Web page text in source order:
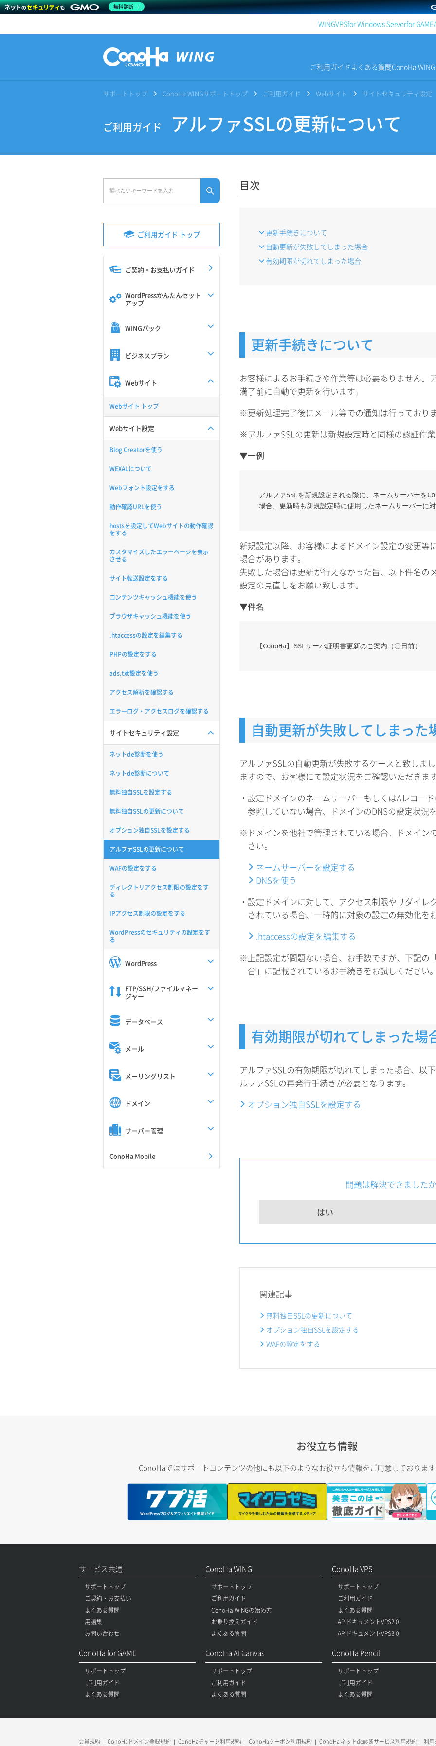
WINGVPSfor Windows Serverfor GAME
ご利用ガイド よくある質問ConoHa
サポートトップ ConoHa WINGサポートトップ ご利用ガイド Webサイト サイトセキュリティ設定
ご利用ガイド アルファSSLの更新について
ご利用ガイド トップ
ご契約・お支払いガイド
WordPressかんたんセット
アップ
WINGパック
ビジネスプラン
Webサイト
Webサイト トップ
Webサイト設定
Blog Creatorを使う
WEXALについて
Webフォント設定をする
動作確認URLを使う
hostsを設定してWebサイトの動作確認
をする
カスタマイズしたエラーページを表示
させる
サイト転送設定をする
コンテンツキャッシュ機能を使う
ブラウザキャッシュ機能を使う
.htaccessの設定を編集する
PHPの設定をする
ads.txt設定を使う
アクセス解析を確認する
エラーログ・アクセスログを確認する
サイトセキュリティ設定
ネットde診断を使う
ネットde診断について
無料独自SSLを設定する
無料独自SSLの更新について
オプション独自SSLを設定する
アルファSSLの更新について
WAFの設定をする
ディレクトリアクセス制限の設定をす
る
IPアクセス制限の設定をする
WordPressのセキュリティの設定をす
る
WordPress
FTP/SSH/ファイルマネー
ジャー
データベース
メール
メーリングリスト
ドメイン
サーバー管理
ConoHa Mobile
目次
更新手続きについて
自動更新が失敗してしまった場合
有効期限が切れてしまった場合
更新手続きについて
お客様によるお手続きや作業等は必要ありません。
満了前に自動で更新を行います。
※更新処理完了後にメール等での通知は行っておりま
※アルファSSLの更新は新規設定時と同様の認証作業
▼一例
アルファSSLを新規設定される際に、ネームサーバーを
場合、更新時も新規設定時に使用したネームサーバーに対
新規設定以降、お客様によるドメイン設定の変更等
場合があります。
失敗した場合は更新が行えなかった旨、以下件名の
設定の見直しをお願い致します。
▼件名
[ConoHa] SSLサーバ証明書更新のご案内（〇日前）
自動更新が失敗してしまった
アルファSSLの自動更新が失敗するケースと致しま
ますので、お客様にて設定状況をご確認いただきま
・設定ドメインのネームサーバーもしくはAレコー
参照していない場合、ドメインのDNSの設定状況
※ドメインを他社で管理されている場合、ドメイン
さい。
ネームサーバーを設定する
DNSを使う
・設定ドメインに対して、アクセス制限やリダイレ
されている場合、一時的に対象の設定の無効化を
.htaccessの設定を編集する
※上記設定が問題ない場合、お手数ですが、下記の
合」に記載されているお手続きをお試しください。
有効期限が切れてしまった場
アルファSSLの有効期限が切れてしまった場合、以
ルファSSLの再発行手続きが必要となります。
オプション独自SSLを設定する
問題は解決できました
はい
関連記事
無料独自SSLの更新について
オプション独自SSLを設定する
WAFの設定をする
お役立ち情報
ConoHaではサポートコンテンツの他にも以下のようなお役立ち情報をご用意しております
サービス共通
サポートトップ
ご契約・お支払い
よくある質問
用語集
お問い合わせ
ConoHa WING
サポートトップ
ご利用ガイド
ConoHa WINGの始め方
お乗り換えガイド
よくある質問
ConoHa VPS
サポートトップ
ご利用ガイド
よくある質問
APIドキュメントVPS2.0
APIドキュメントVPS3.0
ConoHa for GAME
サポートトップ
ご利用ガイド
よくある質問
ConoHa AI Canvas
サポートトップ
ご利用ガイド
よくある質問
ConoHa Pencil
サポートトップ
ご利用ガイド
よくある質問
会員規約 ConoHaドメイン登録規約 ConoHaチャージ利用規約 ConoHaクーポン利用規約 ConoHa ネットde診断サービス利用規約 利用
無料診断